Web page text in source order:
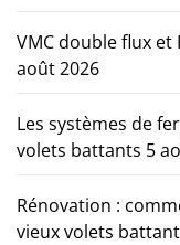
VMC double flux et
août 2026
Les systèmes de
volets battants 5
Rénovation :
vieux volets